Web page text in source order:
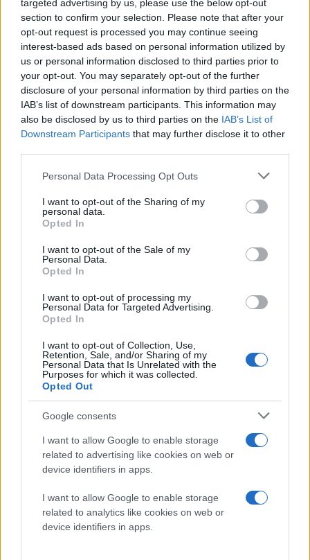
targeted advertising by us, please use the below opt-out
section to confirm your selection. Please note that after your
opt-out request is processed you may continue seeing
interest-based ads based on personal information utilized by
us or personal information disclosed to third parties prior to
your opt-out. You may separately opt-out of the further
disclosure of your personal information by third parties on the
IAB’s list of downstream participants. This information may
also be disclosed by us to third parties on the IAB’s List of
Downstream Participants that may further disclose it to other
Please note that this website/app uses one or more Google
not limited to your visit or usage behaviour. You may click to
grant or deny consent to Google and its third-party tags to
use your data for below specified purposes in below Google
consent section.
Personal Data Processing Opt Outs
I want to opt-out of the Sharing of my
personal data.
Opted In
I want to opt-out of the Sale of my
Personal Data.
Opted In
I want to opt-out of processing my
Personal Data for Targeted Advertising.
Opted In
I want to opt-out of Collection, Use,
Retention, Sale, and/or Sharing of my
Personal Data that Is Unrelated with the
Purposes for which it was collected.
Opted Out
Google consents
I want to allow Google to enable storage
related to advertising like cookies on web or
device identifiers in apps.
I want to allow Google to enable storage
related to analytics like cookies on web or
device identifiers in apps.
Διαβάστε περισσότερα
Ρωσία: Η Γαλλία
απέλασε Ρωσίδα